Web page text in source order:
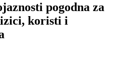
pogodna za
koristi i